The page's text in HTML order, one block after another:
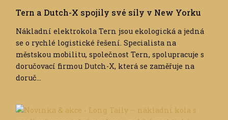
Tern a Dutch-X spojily své síly v New Yorku
Nákladní elektrokola Tern jsou ekologická a jedná
se o rychlé logistické řešení. Specialista na
městskou mobilitu, společnost Tern, spolupracuje s
doručovací firmou Dutch-X, která se zaměřuje na
doruč...